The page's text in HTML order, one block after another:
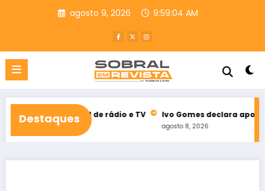
agosto 9, 2026 9:59:05 AM
Destaques
de rádio e TV Ivo Gomes declara apoio à reeleição